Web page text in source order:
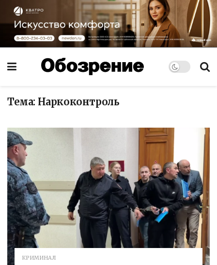
Тема: Наркоконтроль
КРИМИНАЛ